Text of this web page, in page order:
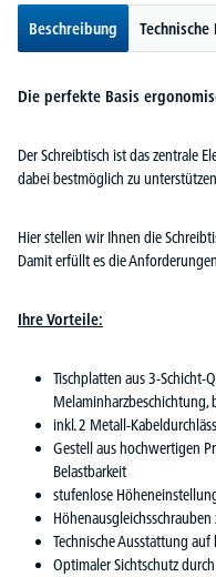
Beschreibung Technische
Die perfekte Basis
Der Schreibtisch ist das zentrale
dabei bestmöglich zu
Hier stellen wir Ihnen die
Damit erfüllt es die
Ihre Vorteile:
Tischplatten aus 3-Schicht-
inkl. 2 Metall-
Gestell aus hochwertigen
Belastbarkeit
stufenlose
Technische Ausstattung
Optimaler Sichtschutz